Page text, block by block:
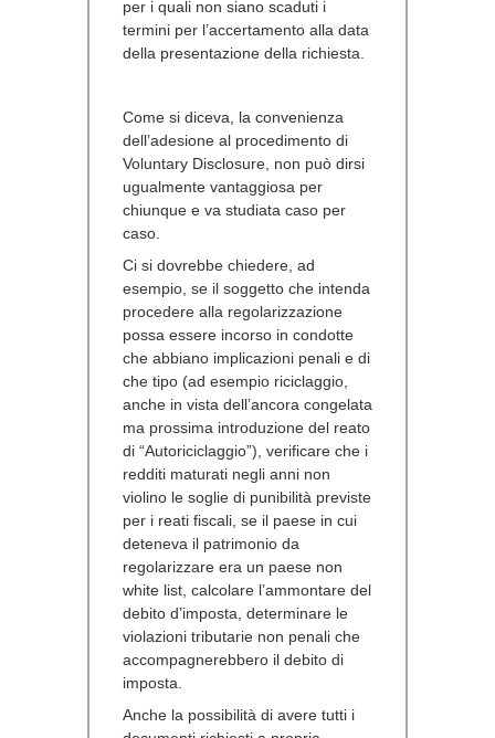
per i quali non siano scaduti i
termini per l’accertamento alla data
della presentazione della richiesta.
Come si diceva, la convenienza
dell’adesione al procedimento di
Voluntary Disclosure, non può dirsi
ugualmente vantaggiosa per
chiunque e va studiata caso per
caso.
Ci si dovrebbe chiedere, ad
esempio, se il soggetto che intenda
procedere alla regolarizzazione
possa essere incorso in condotte
che abbiano implicazioni penali e di
che tipo (ad esempio riciclaggio,
anche in vista dell’ancora congelata
ma prossima introduzione del reato
di “Autoriciclaggio”), verificare che i
redditi maturati negli anni non
violino le soglie di punibilità previste
per i reati fiscali, se il paese in cui
deteneva il patrimonio da
regolarizzare era un paese non
white list, calcolare l’ammontare del
debito d’imposta, determinare le
violazioni tributarie non penali che
accompagnerebbero il debito di
imposta.
Anche la possibilità di avere tutti i